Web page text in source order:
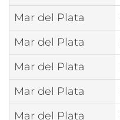
Mar del Plata
Mar del Plata
Mar del Plata
Mar del Plata
Mar del Plata